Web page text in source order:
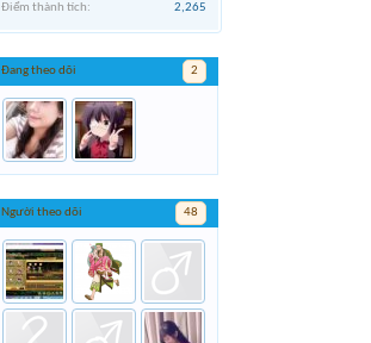
Điểm thành tích:
2,265
Đang theo dõi 2
Người theo dõi 48